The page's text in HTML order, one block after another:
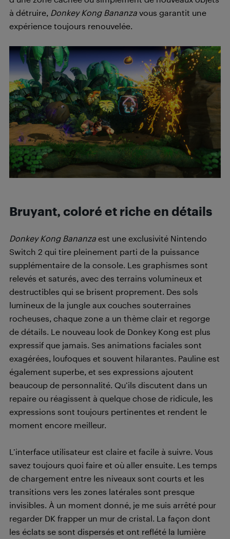
à détruire, Donkey Kong Bananza vous garantit une
expérience toujours renouvelée.
Bruyant, coloré et riche en détails
Donkey Kong Bananza est une exclusivité Nintendo
Switch 2 qui tire pleinement parti de la puissance
supplémentaire de la console. Les graphismes sont
relevés et saturés, avec des terrains volumineux et
destructibles qui se brisent proprement. Des sols
lumineux de la jungle aux couches souterraines
rocheuses, chaque zone a un thème clair et regorge
de détails. Le nouveau look de Donkey Kong est plus
expressif que jamais. Ses animations faciales sont
exagérées, loufoques et souvent hilarantes. Pauline est
également superbe, et ses expressions ajoutent
beaucoup de personnalité. Qu’ils discutent dans un
repaire ou réagissent à quelque chose de ridicule, les
expressions sont toujours pertinentes et rendent le
moment encore meilleur.
L’interface utilisateur est claire et facile à suivre. Vous
savez toujours quoi faire et où aller ensuite. Les temps
de chargement entre les niveaux sont courts et les
transitions vers les zones latérales sont presque
invisibles. À un moment donné, je me suis arrêté pour
regarder DK frapper un mur de cristal. La façon dont
les éclats se sont dispersés et ont reflété la lumière